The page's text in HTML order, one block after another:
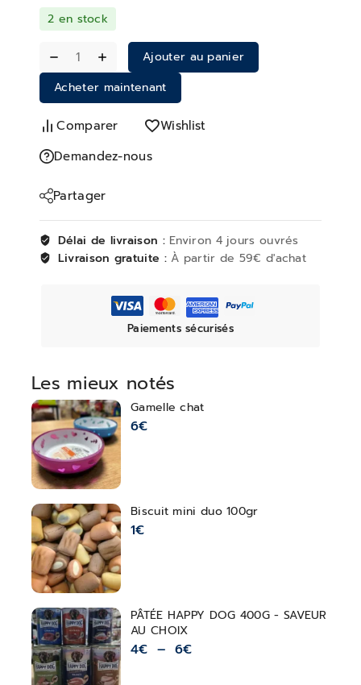
Les mieux notés
Gamelle chat
6€
Biscuit mini duo 100gr
1€
PÂTÉE HAPPY DOG 400G - SAVEUR
AU CHOIX
4€ – 6€
2 en stock
Ajouter au panier
Acheter maintenant
Comparer
Wishlist
Demandez-nous
Partager
Délai de livraison : Environ 4 jours ouvrés
Livraison gratuite :À partir de 59€ d'achat
Paiements sécurisés